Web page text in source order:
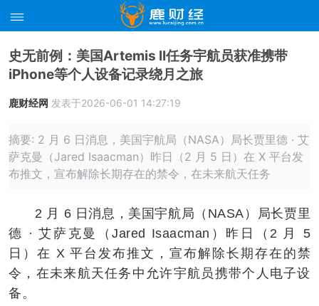
史无前例：美国Artemis II任务宇航员获准携带
iPhone等个人设备记录绕月之旅
鹿财经网 发表于2026-06-01 14:27:19
摘要: 2 月 6 日消息，美国宇航局（NASA）局长贾里德 · 艾
萨克曼（Jared Isaacman）昨日（2 月 5 日）在 X 平台发
布推文，宣布解除长期存在的禁令，在未来航天任务
2 月 6 日消息，美国宇航局（NASA）局长贾里
德 · 艾萨克曼（Jared Isaacman）昨日（2 月 5
日）在 X 平台发布推文，宣布解除长期存在的禁
令，在未来航天任务中允许宇航员携带个人电子设
备。